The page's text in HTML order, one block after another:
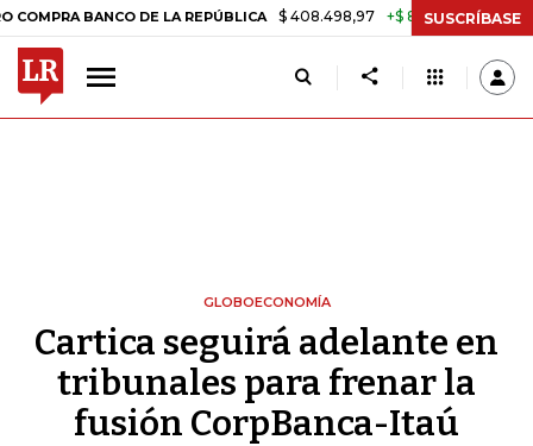
BANCO DE LA REPÚBLICA $ 408.498,97 +$ 8.753,81 +2,19%
SUSCRÍBASE
GLOBOECONOMÍA
Cartica seguirá adelante en
tribunales para frenar la
fusión CorpBanca-Itaú